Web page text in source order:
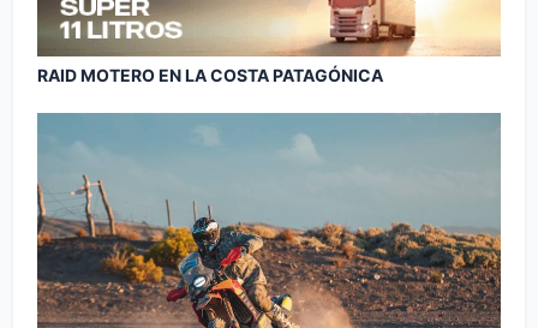
RAID MOTERO EN LA COSTA PATAGÓNICA